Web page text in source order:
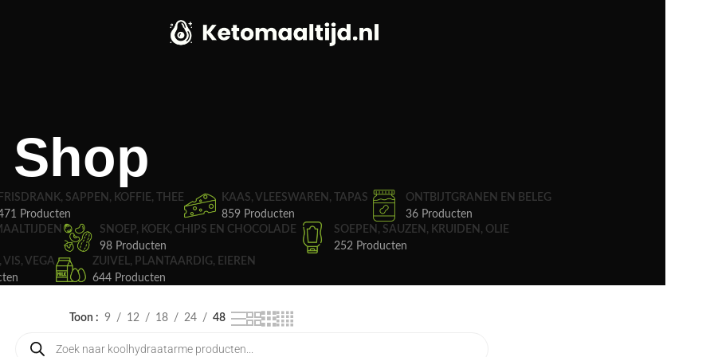
Shop
FRISDRANK, SAPPEN, KOFFIE, THEE
Producten
KAAS, VLEESWAREN, TAPAS
859 Producten
ONTBIJTGRANEN EN BELEG
36 Producten
SNOEP, KOEK, CHIPS EN CHOCOLADE
98 Producten
SOEPEN, SAUZEN, KRUIDEN, OLIE
252 Producten
VIS, VEGA
ZUIVEL, PLANTAARDIG, EIEREN
644 Producten
Toon 9 12 18 24 48